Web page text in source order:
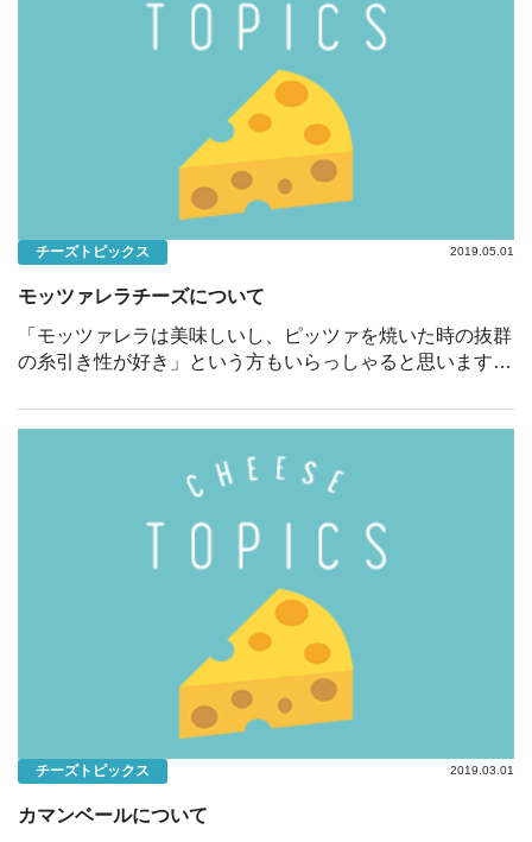
チーズトピックス 2019.05.01
モッツァレラチーズについて
「モッツァレラは美味しいし、ピッツァを焼いた時の抜群
の糸引き性が好き」という方もいらっしゃると思います。
チーズトピックス 2019.03.01
カマンベールについて